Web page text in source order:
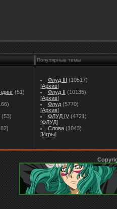
Популярные темы
(51)
(53)
Флуд III (10517)
[Архив]
Флуд II (10135)
[Архив]
Флуд (5770)
[Архив]
ФЛУД IV (4721)
[ФЛУД]
Слова (1043)
[Игры]